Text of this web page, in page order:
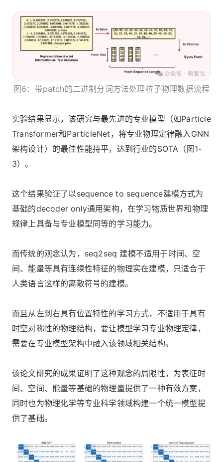
图6：带patch的二进制分词方法处理粒子物理数据流程
实验结果显示，该研究与最先进的专业模型（如Particle
Transformer和ParticleNet，将专业物理定律融入GNN
架构设计）的最佳性能持平，达到行业的SOTA（图1-
3）。
这个结果验证了以sequence to sequence建模方式为
基础的decoder only通用架构，在学习物质世界和物理
规律上具备与专业模型同等的学习能力。
而传统的观念认为，seq2seq 建模不适用于时间、空
间、能量等具有连续性特征的物理实在建模，只适合于
人类语言这样的离散符号的建模。
而且从左到右具有位置特性的学习方式，不适用于具有
时空对称性的物理结构，要让模型学习专业物理定律，
需要在专业模型架构中融入该领域相关结构。
该论文研究的成果证明了这种观念的局限性，为表征时
间、空间、能量等基础的物理量提供了一种有效方案，
同时也为物理化学等专业科学领域构建一个统一模型提
供了基础。